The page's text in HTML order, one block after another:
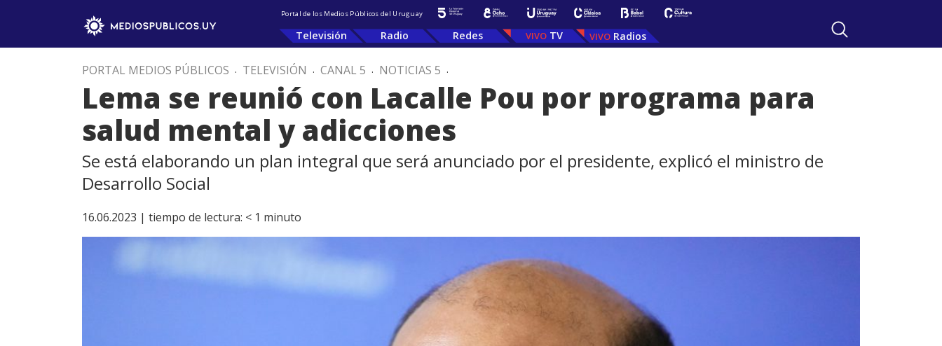
Portal de los Medios Públicos del Uruguay
Televisión Radio Redes TV Radios
PORTAL MEDIOS PÚBLICOS . TELEVISIÓN . CANAL 5 . NOTICIAS 5 .
Lema se reunió con Lacalle Pou por programa para
salud mental y adicciones
Se está elaborando un plan integral que será anunciado por el presidente, explicó el ministro de
Desarrollo Social
16.06.2023 | tiempo de lectura: < 1 minuto